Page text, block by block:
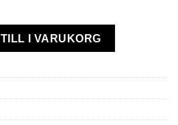
I VARUKORG